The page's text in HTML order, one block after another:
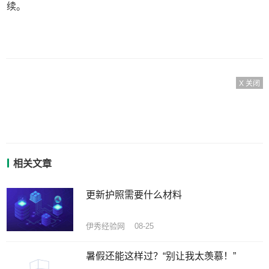
续。
X 关闭
相关文章
更新护照需要什么材料
伊秀经验网 08-25
暑假还能这样过？“别让我太羡慕！”